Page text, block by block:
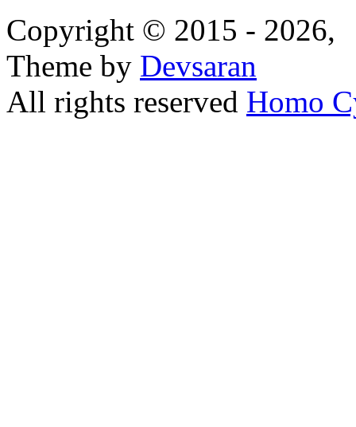
Copyright © 2015 - 2026,
Theme by Devsaran
All rights reserved Homo